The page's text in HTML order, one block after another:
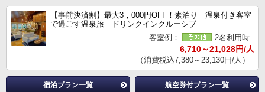
【事前決済割】最大3，000円OFF！素泊り 温泉付き客室
で過ごす温泉旅 ドリンクインクルーシブ
客室例：
2名利用時
6,710～21,028円/人
（消費税込7,380～23,130円/人）
宿泊プラン一覧 航空券付プラン一覧